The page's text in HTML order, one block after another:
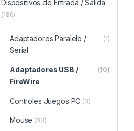
Dispositivos de Entrada / Salida
(180)
Adaptadores Paralelo /
Serial
(1)
Adaptadores USB /
FireWire
(10)
Controles Juegos PC (3)
Mouse (63)